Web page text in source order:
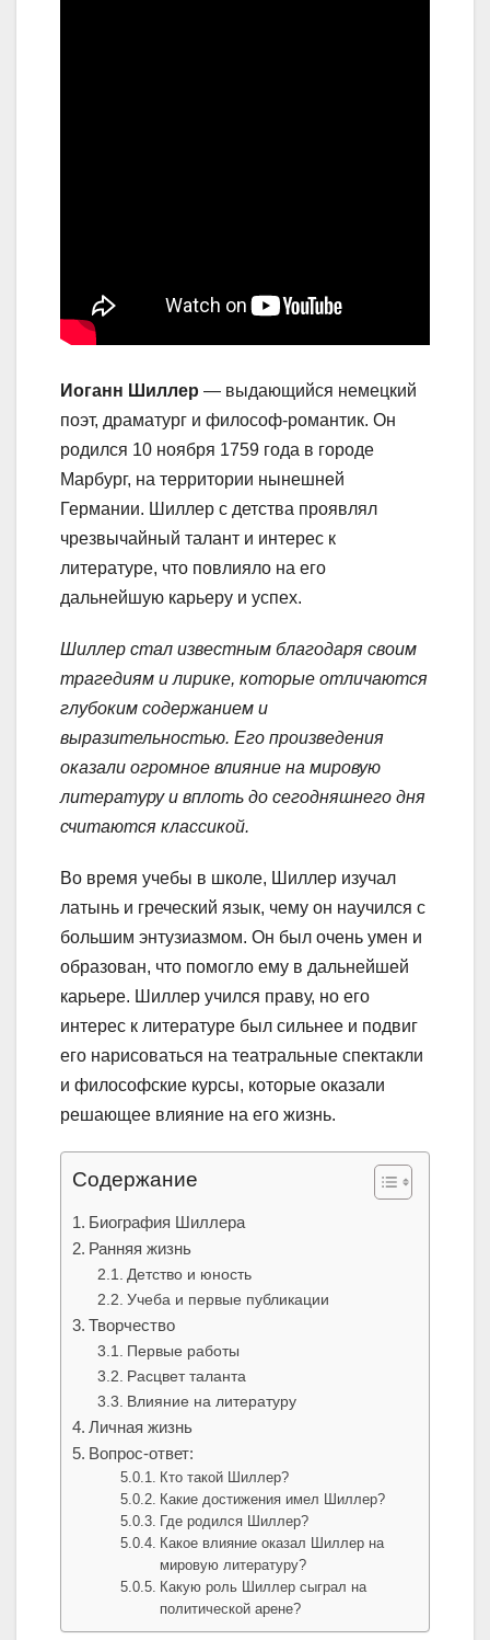
Иоганн Шиллер — выдающийся немецкий
поэт, драматург и философ-романтик. Он
родился 10 ноября 1759 года в городе
Марбург, на территории нынешней
Германии. Шиллер с детства проявлял
чрезвычайный талант и интерес к
литературе, что повлияло на его
дальнейшую карьеру и успех.
Шиллер стал известным благодаря своим
трагедиям и лирике, которые отличаются
глубоким содержанием и
выразительностью. Его произведения
оказали огромное влияние на мировую
литературу и вплоть до сегодняшнего дня
считаются классикой.
Во время учебы в школе, Шиллер изучал
латынь и греческий язык, чему он научился с
большим энтузиазмом. Он был очень умен и
образован, что помогло ему в дальнейшей
карьере. Шиллер учился праву, но его
интерес к литературе был сильнее и подвиг
его нарисоваться на театральные спектакли
и философские курсы, которые оказали
решающее влияние на его жизнь.
Содержание
Биография Шиллера
Ранняя жизнь
Детство и юность
Учеба и первые публикации
Творчество
Первые работы
Расцвет таланта
Влияние на литературу
Личная жизнь
Вопрос-ответ:
Кто такой Шиллер?
Какие достижения имел Шиллер?
Где родился Шиллер?
Какое влияние оказал Шиллер на
мировую литературу?
Какую роль Шиллер сыграл на
политической арене?